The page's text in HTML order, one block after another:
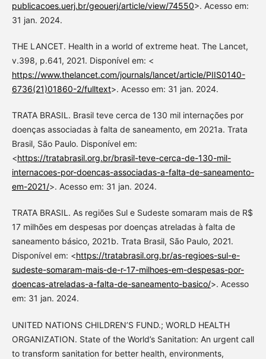
publicacoes.uerj.br/geouerj/article/view/74550>. Acesso em:
31 jan. 2024.
THE LANCET. Health in a world of extreme heat. The Lancet,
v.398, p.641, 2021. Disponível em: <
https://www.thelancet.com/journals/lancet/article/PIIS0140-
6736(21)01860-2/fulltext>. Acesso em: 31 jan. 2024.
TRATA BRASIL. Brasil teve cerca de 130 mil internações por
doenças associadas à falta de saneamento, em 2021a. Trata
Brasil, São Paulo. Disponível em:
<https://tratabrasil.org.br/brasil-teve-cerca-de-130-mil-
internacoes-por-doencas-associadas-a-falta-de-saneamento-
em-2021/>. Acesso em: 31 jan. 2024.
TRATA BRASIL. As regiões Sul e Sudeste somaram mais de R$
17 milhões em despesas por doenças atreladas à falta de
saneamento básico, 2021b. Trata Brasil, São Paulo, 2021.
Disponível em: <https://tratabrasil.org.br/as-regioes-sul-e-
sudeste-somaram-mais-de-r-17-milhoes-em-despesas-por-
doencas-atreladas-a-falta-de-saneamento-basico/>. Acesso
em: 31 jan. 2024.
UNITED NATIONS CHILDREN’S FUND.; WORLD HEALTH
ORGANIZATION. State of the World’s Sanitation: An urgent call
to transform sanitation for better health, environments,